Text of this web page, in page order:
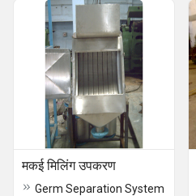
मकई मिलिंग उपकरण
Germ Separation System